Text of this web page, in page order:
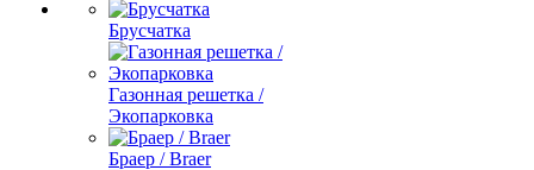
Брусчатка
Газонная решетка /
Экопарковка
Браер / Braer